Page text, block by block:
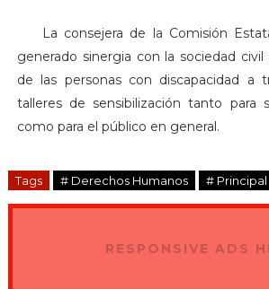
La consejera de la Comisión
generado sinergia con la sociedad
de las personas con discapacidad a
talleres de sensibilización tanto para
como para el público en general.
Tags # Derechos Humanos # Principal
RESPONSIVE ADS